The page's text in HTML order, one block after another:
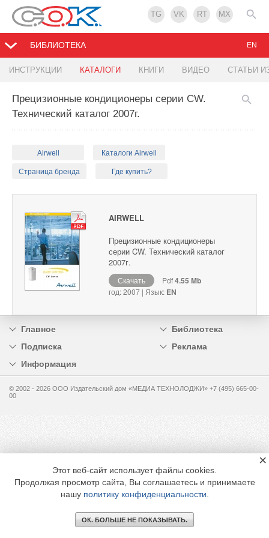
TG VK RT MX
БИБЛИОТЕКА
ИНСТРУКЦИИ КАТАЛОГИ КНИГИ ВИДЕО СТАТЬИ
EN
Прецизионные кондиционеры серии CW.
Технический каталог 2007г.
Airwell Каталоги Airwell
Страница бренда Где купить?
AIRWELL
Прецизионные кондиционеры
серии CW. Технический каталог
2007г.
Скачать Pdf4.55 Mb
год: 2007 | Язык: EN
Главное
Библиотека
Подписка
Реклама
Информация
© 2002 - 2026 OOO Издательский дом «МЕДИА ТЕХНОЛОДЖИ» +7 (495) 665-00-
00
Этот веб-сайт использует файлы cookies.
Продолжая просмотр сайта, Вы соглашаетесь и принимаете
нашу политику конфиденциальности
ОК. БОЛЬШЕ НЕ ПОКАЗЫВАТЬ.
×